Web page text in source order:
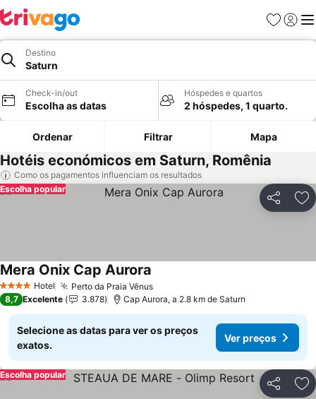
Favoritos
Iniciar
Destino
Saturn
Check-in/out
Escolha as datas
Hóspedes e quartos
2 hóspedes, 1 quarto.
Ordenar Filtrar Mapa
Hotéis económicos em Saturn, Romênia
Como os pagamentos influenciam os resultados
Partilhar
Escolha popular
4 EstrelasHotel Perto da Praia VênusVer preços
Mera Onix Cap Aurora
8,7 Excelente 3.878 Cap Aurora, a 2.8 km de Saturn
Selecione as datas para ver os preços
exatos.
Ver preços
Partilhar
Escolha popular